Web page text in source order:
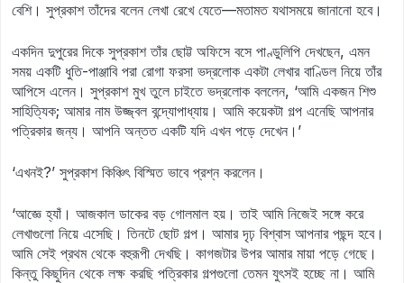
বেশি। সুপ্রকাশ তাঁদের বলেন লেখা রেখে যেতে—মতামত যথাসময়ে জানানো হবে।
একদিন দুপুরের দিকে সুপ্রকাশ তাঁর ছোট্ট অফিসে বসে পাণ্ডুলিপি দেখছেন, এমন
সময় একটি ধুতি-পাঞ্জাবি পরা রোগা ফরসা ভদ্রলোক একটা লেখার বাণ্ডিল নিয়ে তাঁর
আপিসে এলেন। সুপ্রকাশ মুখ তুলে চাইতে ভদ্রলোক বললেন, ‘আমি একজন শিশু
সাহিত্যিক; আমার নাম উজ্জ্বল বন্দ্যোপাধ্যায়। আমি কয়েকটা গল্প এনেছি আপনার
পত্রিকার জন্য। আপনি অন্তত একটি যদি এখন পড়ে দেখেন।’
‘এখনই?’ সুপ্রকাশ কিঞ্চিৎ বিস্মিত ভাবে প্রশ্ন করলেন।
‘আজ্ঞে হ্যাঁ। আজকাল ডাকের বড় গোলমাল হয়। তাই আমি নিজেই সঙ্গে করে
লেখাগুলো নিয়ে এসেছি। তিনটে ছোট গল্প। আমার দৃঢ় বিশ্বাস আপনার পছন্দ হবে।
আমি সেই প্রথম থেকে বহুরূপী দেখছি। কাগজটার উপর আমার মায়া পড়ে গেছে।
কিন্তু কিছুদিন থেকে লক্ষ করছি পত্রিকার গল্পগুলো তেমন যুৎসই হচ্ছে না। আমি